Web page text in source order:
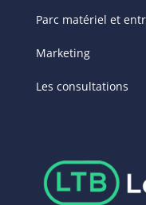
Parc matériel et
Marketing
Les consultations